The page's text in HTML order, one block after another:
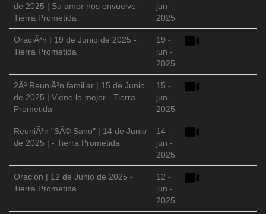
de 2025 | Su amor nos envuelve -
Tierra Prometida
jun -
2025
OraciÃ³n | 19 de Junio de 2025 -
Tierra Prometida
19 -
jun -
2025
2Âª ReuniÃ³n familiar | 15 de Junio
de 2025 | Viene lo mejor - Tierra
Prometida
15 -
jun -
2025
ReuniÃ³n "SÃ© Sano" | 14 de Junio
de 2025 | - Tierra Prometida
14 -
jun -
2025
Oración | 12 de Junio de 2025 -
Tierra Prometida
12 -
jun -
2025